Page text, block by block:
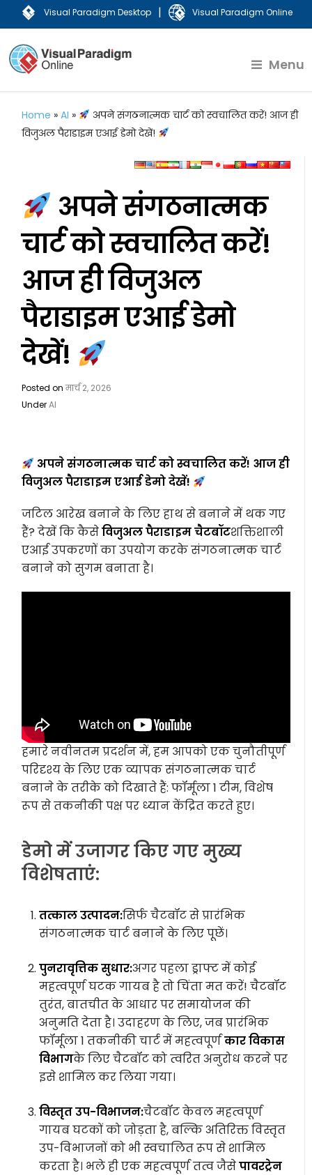
Visual Paradigm Desktop | Visual Paradigm Online
Menu
Home »AI »
अपने संगठनात्मक चार्ट को स्वचालित करें! आज ही
विजुअल पैराडाइम एआई डेमो देखें!
अपने संगठनात्मक
चार्ट को स्वचालित करें!
आज ही विजुअल
पैराडाइम एआई डेमो
देखें!
Posted onमार्च 2, 2026
UnderAI
अपने संगठनात्मक चार्ट को स्वचालित करें! आज ही
विजुअल पैराडाइम एआई डेमो देखें!
जटिल आरेख बनाने के लिए हाथ से बनाने में थक गए
हैं? देखें कि कैसेविजुअल पैराडाइम चैटबॉटशक्तिशाली
एआई उपकरणों का उपयोग करके संगठनात्मक चार्ट
बनाने को सुगम बनाता है।
हमारे नवीनतम प्रदर्शन में, हम आपको एक चुनौतीपूर्ण
परिदृश्य के लिए एक व्यापक संगठनात्मक चार्ट
बनाने के तरीके को दिखाते हैं: फॉर्मूला 1 टीम, विशेष
रूप से तकनीकी पक्ष पर ध्यान केंद्रित करते हुए।
डेमो में उजागर किए गए मुख्य
विशेषताएं:
तत्काल उत्पादन:सिर्फ चैटबॉट से प्रारंभिक
संगठनात्मक चार्ट बनाने के लिए पूछें।
पुनरावृत्तिक सुधार:अगर पहला ड्राफ्ट में कोई
महत्वपूर्ण घटक गायब है तो चिंता मत करें! चैटबॉट
तुरंत, बातचीत के आधार पर समायोजन की
अनुमति देता है। उदाहरण के लिए, जब प्रारंभिक
फॉर्मूला 1 तकनीकी चार्ट में महत्वपूर्णकार विकास
विभागके लिए चैटबॉट को त्वरित अनुरोध करने पर
इसे शामिल कर लिया गया।
विस्तृत उप-विभाजन:चैटबॉट केवल महत्वपूर्ण
गायब घटकों को जोड़ता है, बल्कि अतिरिक्त विस्तृत
उप-विभाजनों को भी स्वचालित रूप से शामिल
करता है। भले ही एक महत्वपूर्ण तत्व जैसेपावरट्रेन